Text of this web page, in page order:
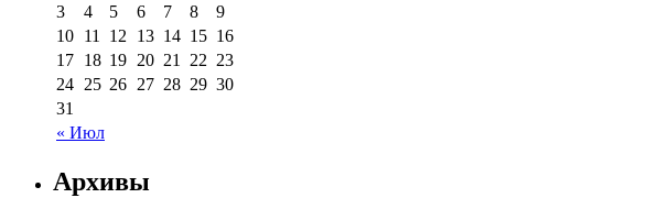
« Июл
3
4 5 6 7 8
9
10 11 12 13 14 15 16
17 18 19 20 21 22 23
24 25 26 27 28 29 30
31
Архивы